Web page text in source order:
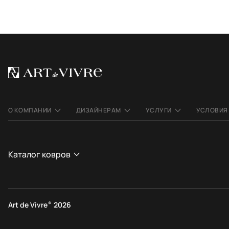
О КОМПАНИИ ДИЗАЙНЕРАМ УСЛУГИ УСЛОВИЯ
Каталог ковров
Art de Vivre® 2026